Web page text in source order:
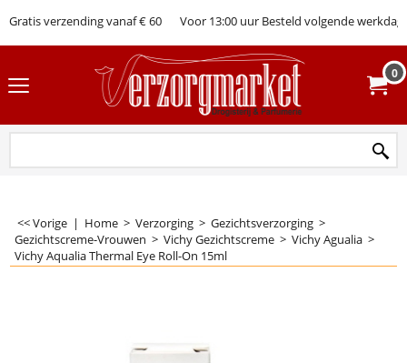
Gratis verzending vanaf € 60 Voor 13:00 uur Besteld volgende werkdag
0
<< Vorige | Home > Verzorging > Gezichtsverzorging >
Gezichtscreme-Vrouwen > Vichy Gezichtscreme > Vichy Agualia >
Vichy Aqualia Thermal Eye Roll-On 15ml